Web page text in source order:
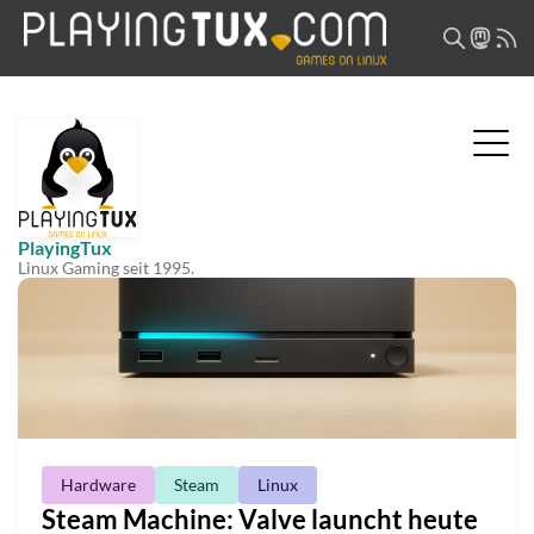
PlayingTux
Linux Gaming seit 1995.
Hardware Steam Linux
Steam Machine: Valve launcht heute